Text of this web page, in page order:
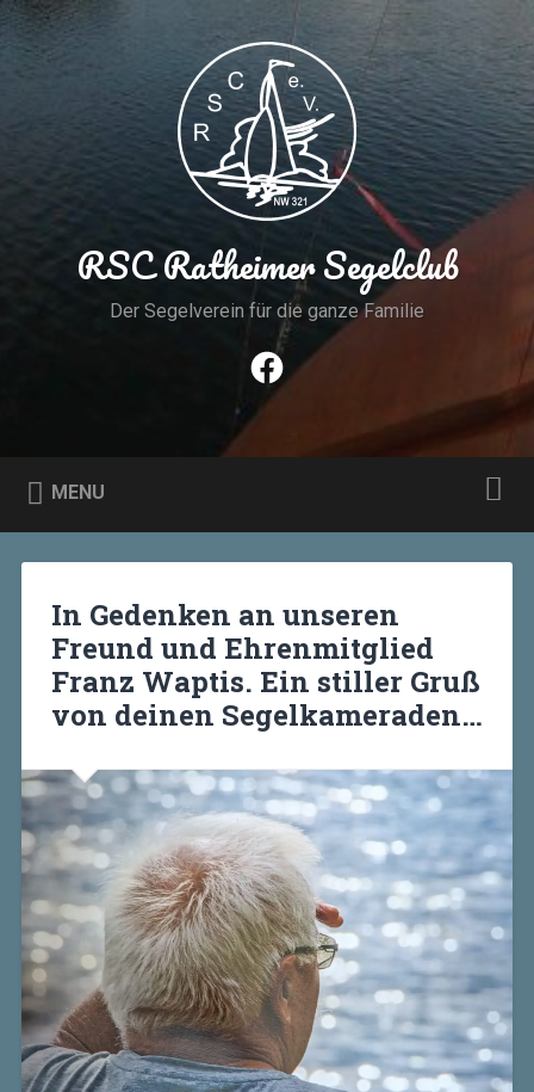
Skip
to
content
Search
RSC Ratheimer Segelclub
Der Segelverein für die ganze Familie
Facebook
MENU
In Gedenken an unseren
Freund und Ehrenmitglied
Franz Waptis. Ein stiller Gruß
von deinen Segelkameraden…